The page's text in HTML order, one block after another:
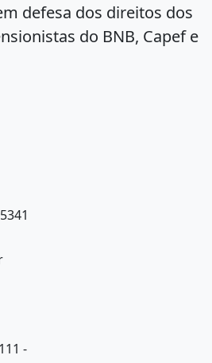
defesa dos direitos dos
do BNB, Capef e
-